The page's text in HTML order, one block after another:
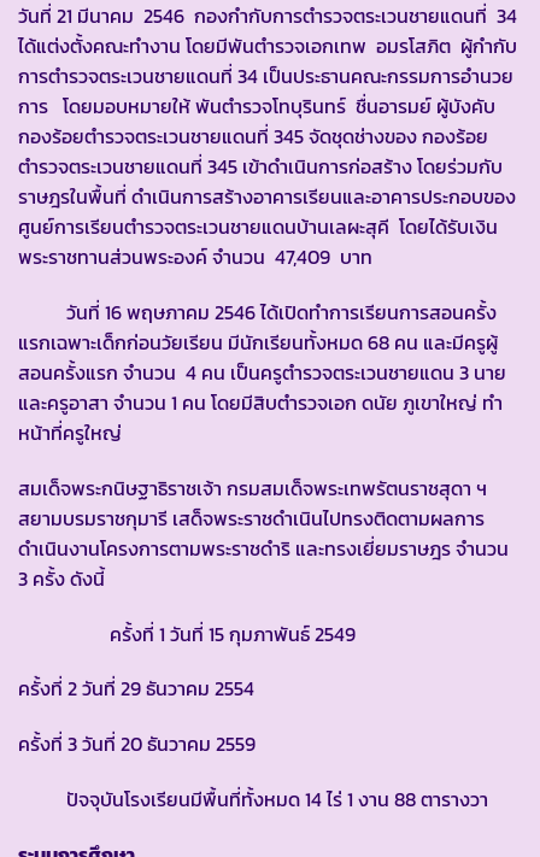
วันที่ 21 มีนาคม 2546 กองกำกับการตำรวจตระเวนชายแดนที่ 34
ได้แต่งตั้งคณะทำงาน โดยมีพันตำรวจเอกเทพ อมรโสภิต ผู้กำกับ
การตำรวจตระเวนชายแดนที่ 34 เป็นประธานคณะกรรมการอำนวย
การ โดยมอบหมายให้ พันตำรวจโทบุรินทร์ ชื่นอารมย์ ผู้บังคับ
กองร้อยตำรวจตระเวนชายแดนที่ 345 จัดชุดช่างของ กองร้อย
ตำรวจตระเวนชายแดนที่ 345 เข้าดำเนินการก่อสร้าง โดยร่วมกับ
ราษฎรในพื้นที่ ดำเนินการสร้างอาคารเรียนและอาคารประกอบของ
ศูนย์การเรียนตำรวจตระเวนชายแดนบ้านเลผะสุคี โดยได้รับเงิน
พระราชทานส่วนพระองค์ จำนวน 47,409 บาท
วันที่ 16 พฤษภาคม 2546 ได้เปิดทำการเรียนการสอนครั้ง
แรกเฉพาะเด็กก่อนวัยเรียน มีนักเรียนทั้งหมด 68 คน และมีครูผู้
สอนครั้งแรก จำนวน 4 คน เป็นครูตำรวจตระเวนชายแดน 3 นาย
และครูอาสา จำนวน 1 คน โดยมีสิบตำรวจเอก ดนัย ภูเขาใหญ่ ทำ
หน้าที่ครูใหญ่
สมเด็จพระกนิษฐาธิราชเจ้า กรมสมเด็จพระเทพรัตนราชสุดา ฯ
สยามบรมราชกุมารี เสด็จพระราชดำเนินไปทรงติดตามผลการ
ดำเนินงานโครงการตามพระราชดำริ และทรงเยี่ยมราษฎร จำนวน
3 ครั้ง ดังนี้
ครั้งที่ 1 วันที่ 15 กุมภาพันธ์ 2549
ครั้งที่ 2 วันที่ 29 ธันวาคม 2554
ครั้งที่ 3 วันที่ 20 ธันวาคม 2559
ปัจจุบันโรงเรียนมีพื้นที่ทั้งหมด 14 ไร่ 1 งาน 88 ตารางวา